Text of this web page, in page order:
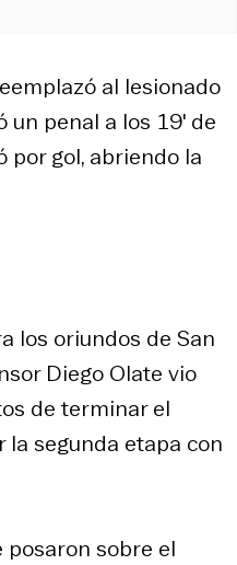
al lesionado
un penal a los 19' de
por gol, abriendo la
los oriundos de San
Diego Olate vio
de terminar el
segunda etapa con
posaron sobre el